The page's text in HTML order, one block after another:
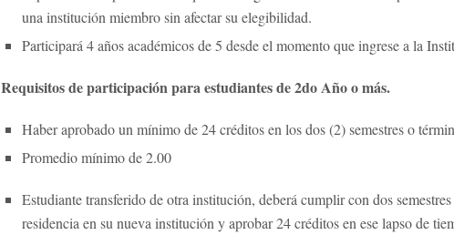
una institución miembro sin afectar su elegibilidad.
Participará 4 años académicos de 5 desde el momento que ingrese a la
Requisitos de participación para estudiantes de 2do Año o más.
Haber aprobado un mínimo de 24 créditos en los dos (2) semestres o
Promedio mínimo de 2.00
Estudiante transferido de otra institución, deberá cumplir con dos
residencia en su nueva institución y aprobar 24 créditos en ese lapso de